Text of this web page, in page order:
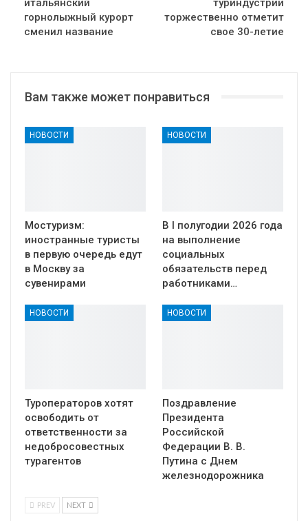
итальянский
горнолыжный курорт
сменил название
туриндустрии
торжественно отметит
свое 30-летие
Вам также может понравиться
НОВОСТИ
Мостуризм:
иностранные туристы
в первую очередь едут
в Москву за
сувенирами
НОВОСТИ
В I полугодии 2026 года
на выполнение
социальных
обязательств перед
работниками…
НОВОСТИ
Туроператоров хотят
освободить от
ответственности за
недобросовестных
турагентов
НОВОСТИ
Поздравление
Президента
Российской
Федерации В. В.
Путина с Днем
железнодорожника
PREV NEXT